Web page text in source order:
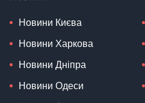
Новини Києва
Новини Харкова
Новини Дніпра
Новини Одеси